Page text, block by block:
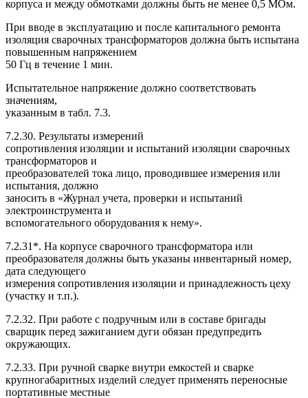
корпуса и между обмотками должны быть не менее 0,5 МОм.
При вводе в эксплуатацию и после капитального ремонта
изоляция сварочных трансформаторов должна быть испытана
повышенным напряжением
50 Гц в течение 1 мин.
Испытательное напряжение должно соответствовать
значениям,
указанным в табл. 7.3.
7.2.30. Результаты измерений
сопротивления изоляции и испытаний изоляции сварочных
трансформаторов и
преобразователей тока лицо, проводившее измерения или
испытания, должно
заносить в «Журнал учета, проверки и испытаний
электроинструмента и
вспомогательного оборудования к нему».
7.2.31*. На корпусе сварочного трансформатора или
преобразователя должны быть указаны инвентарный номер,
дата следующего
измерения сопротивления изоляции и принадлежность цеху
(участку и т.п.).
7.2.32. При работе с подручным или в составе бригады
сварщик перед зажиганием дуги обязан предупредить
окружающих.
7.2.33. При ручной сварке внутри емкостей и сварке
крупногабаритных изделий следует применять переносные
портативные местные